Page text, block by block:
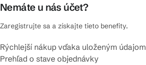
Nemáte u nás účet?
Zaregistrujte sa a získajte tieto benefity.
Rýchlejší nákup vďaka uloženým údajom
Prehľad o stave objednávky